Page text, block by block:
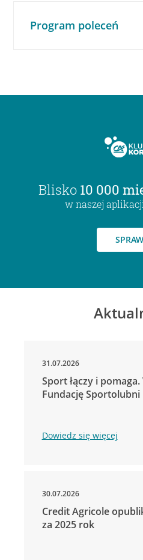
Program poleceń
Blisko 10 000
w naszej
31.07.2026
Sport łączy i
Fundację Sportolubni
Dowiedz się więcej
30.07.2026
Credit Agricole
za 2025 rok